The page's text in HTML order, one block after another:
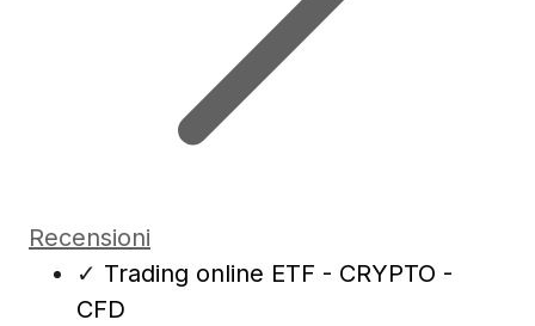
Recensioni
✓ Trading online ETF - CRYPTO -
CFD